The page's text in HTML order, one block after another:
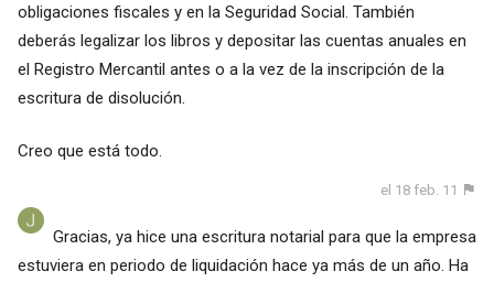
obligaciones fiscales y en la Seguridad Social. También
deberás legalizar los libros y depositar las cuentas anuales en
el Registro Mercantil antes o a la vez de la inscripción de la
escritura de disolución.
Creo que está todo.
el 18 feb. 11
Gracias, ya hice una escritura notarial para que la empresa
estuviera en periodo de liquidación hace ya más de un año. Ha